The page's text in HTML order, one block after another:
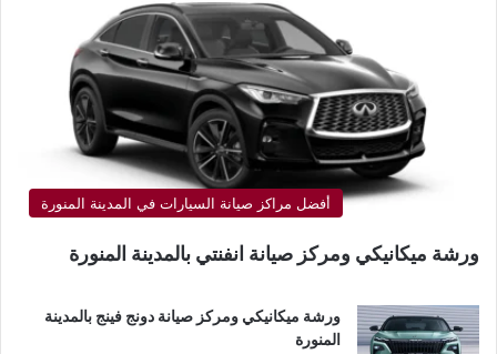
أفضل مراكز صيانة السيارات في المدينة المنورة
ورشة ميكانيكي ومركز صيانة انفنتي بالمدينة المنورة
ورشة ميكانيكي ومركز صيانة دونج فينج بالمدينة
المنورة